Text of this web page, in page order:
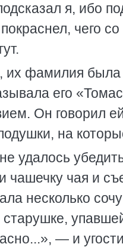
я, ибо
чего
их фамилия
его
Он говорил
на
удалось
чашечку чая и
несколько
— и